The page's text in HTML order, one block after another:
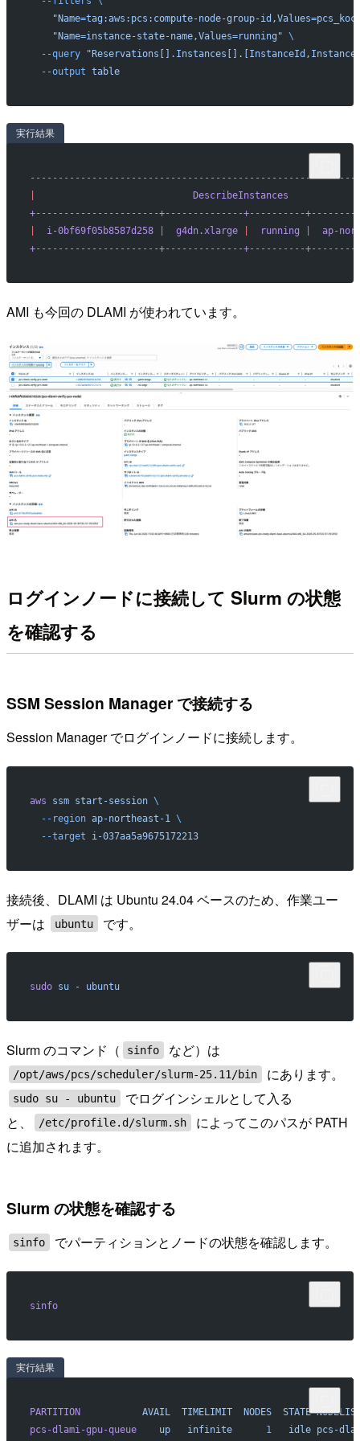
"Name=tag:aws:pcs:compute-node-group-
    "Name=instance-state-name,Values=running"
\
  --query
  --output
table
実行結果
                            DescribeInstances
+----------------------+--------------+----------
  i-0bf69f05b8587d258
|
  g4dn.xlarge
|
  running
ap-
+----------------------+--------------+----------
AMI も今回の DLAMI が使われています。
ログインノードに接続して Slurm の状態
を確認する
SSM Session Manager で接続する
Session Manager でログインノードに接続します。
aws ssm start-session \
  --region
ap-northeast-1 \
  --target
i-037aa5a9675172213
接続後、DLAMI は Ubuntu 24.04 ベースのため、作業ユー
ザーは
ubuntu です。
sudo su - ubuntu
Slurm のコマンド（ sinfo など）は
/opt/aws/pcs/scheduler/slurm-25.11/bin にあります。
sudo su - ubuntu
でログインシェルとして入る
と、
/etc/profile.d/slurm.sh
によってこのパスが PATH
に追加されます。
Slurm の状態を確認する
sinfo でパーティションとノードの状態を確認します。
sinfo
実行結果
PARTITION
           AVAIL
  TIMELIMIT
  NODES
  STATE
pcs-dlami-gpu-queue
    up
   infinite
      1
   idle
pcs-